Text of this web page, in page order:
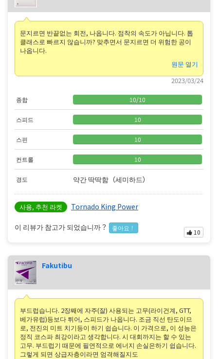
문지르면 반끝없는 회전, 나옵니다. 점착의 속도가 아닙니다. 톱
클래스로 빠르지 않습니까? 맞추면서 문지르면 더 위험한 공이
나옵니다.
원문 열기
2023/03/24
종합 10/10
스피드 10
스핀 10
컨트롤 10
경도 약간 딱딱함（세미하드）
사용, 추천 라켓 Tornado King Power
이 리뷰가 참고가 되었습니까？ 좋아요！
10
Fakutibu
부드럽습니다. 2장째에 자주(잘) 사용되는 고무(라이건계, GTT,
베가유럽)등보다 튀어, 스피드가 나옵니다. 조금 직선 탄도이므
로, 전진의 미트 치기등이 하기 쉽습니다. 이 가격으로, 이 성능은
정직 코스파 최강이라고 생각합니다. 시 대회까지는 할 수 있는
고무. 부드럽기 때문에 필연적으로 에너지 손실은하기 쉽습니다.
그렇게 되면 상급자층이라면 엄격해질지도